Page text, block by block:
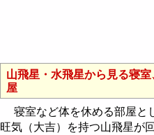
山飛星・水飛星から見る寝
屋
旺気（大吉）を持つ山飛星が